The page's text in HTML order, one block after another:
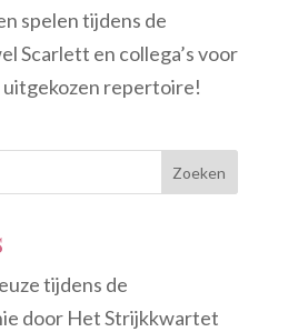
spelen tijdens de
Scarlett en collega’s voor
uitgekozen repertoire!
Zoeken
tijdens de
door Het Strijkkwartet